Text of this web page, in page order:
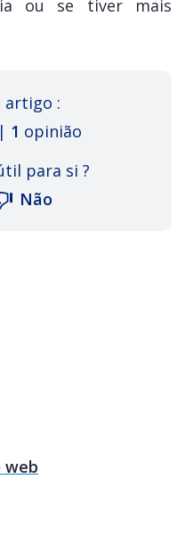
ou se tiver mais
artigo :
| 1 opinião
para si ?
Não
web